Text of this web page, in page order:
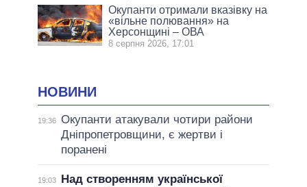
Окупанти отримали вказівку на
«вільне полювання» на
Херсонщині – ОВА
8 серпня 2026, 17:01
НОВИНИ
19:36 Окупанти атакували чотири райони
Дніпропетровщини, є жертви і
поранені
19:03
Над створенням української